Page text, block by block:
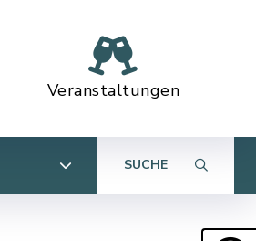
Veranstaltungen
SUCHE